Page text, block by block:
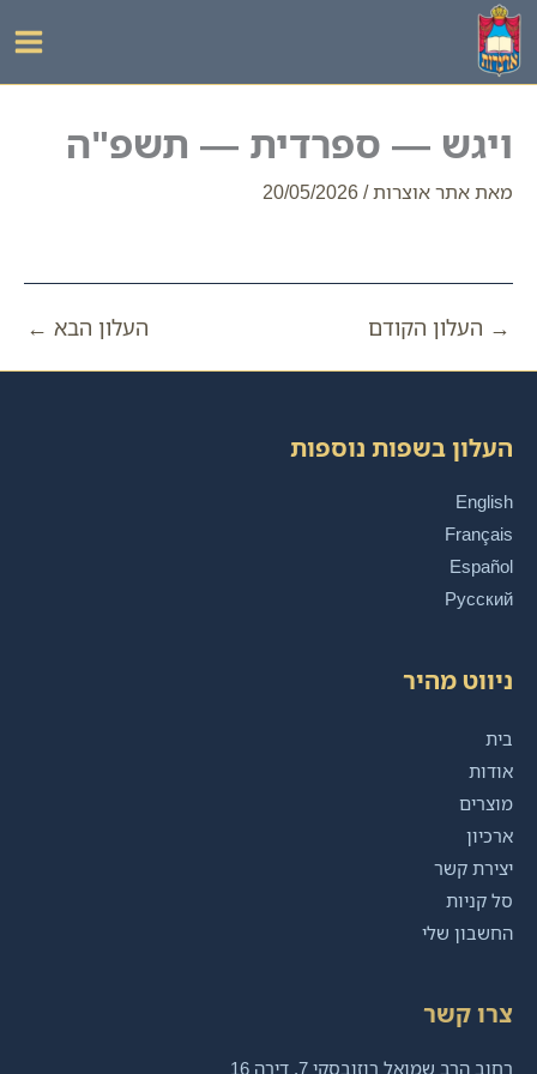
דילוג
לתוכן
ויגש — ספרדית — תשפ"ה
מאתאתר אוצרות/
20/05/2026
→ העלון הקודם העלון הבא ←
העלון בשפות נוספות
English
Français
Español
Русский
ניווט מהיר
בית
אודות
מוצרים
ארכיון
יצירת קשר
סל קניות
החשבון שלי
צרו קשר
רחוב הרב שמואל רוזובסקי 7, דירה 16